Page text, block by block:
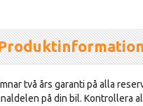
två års garanti på alla
på din bil. Kontrollera